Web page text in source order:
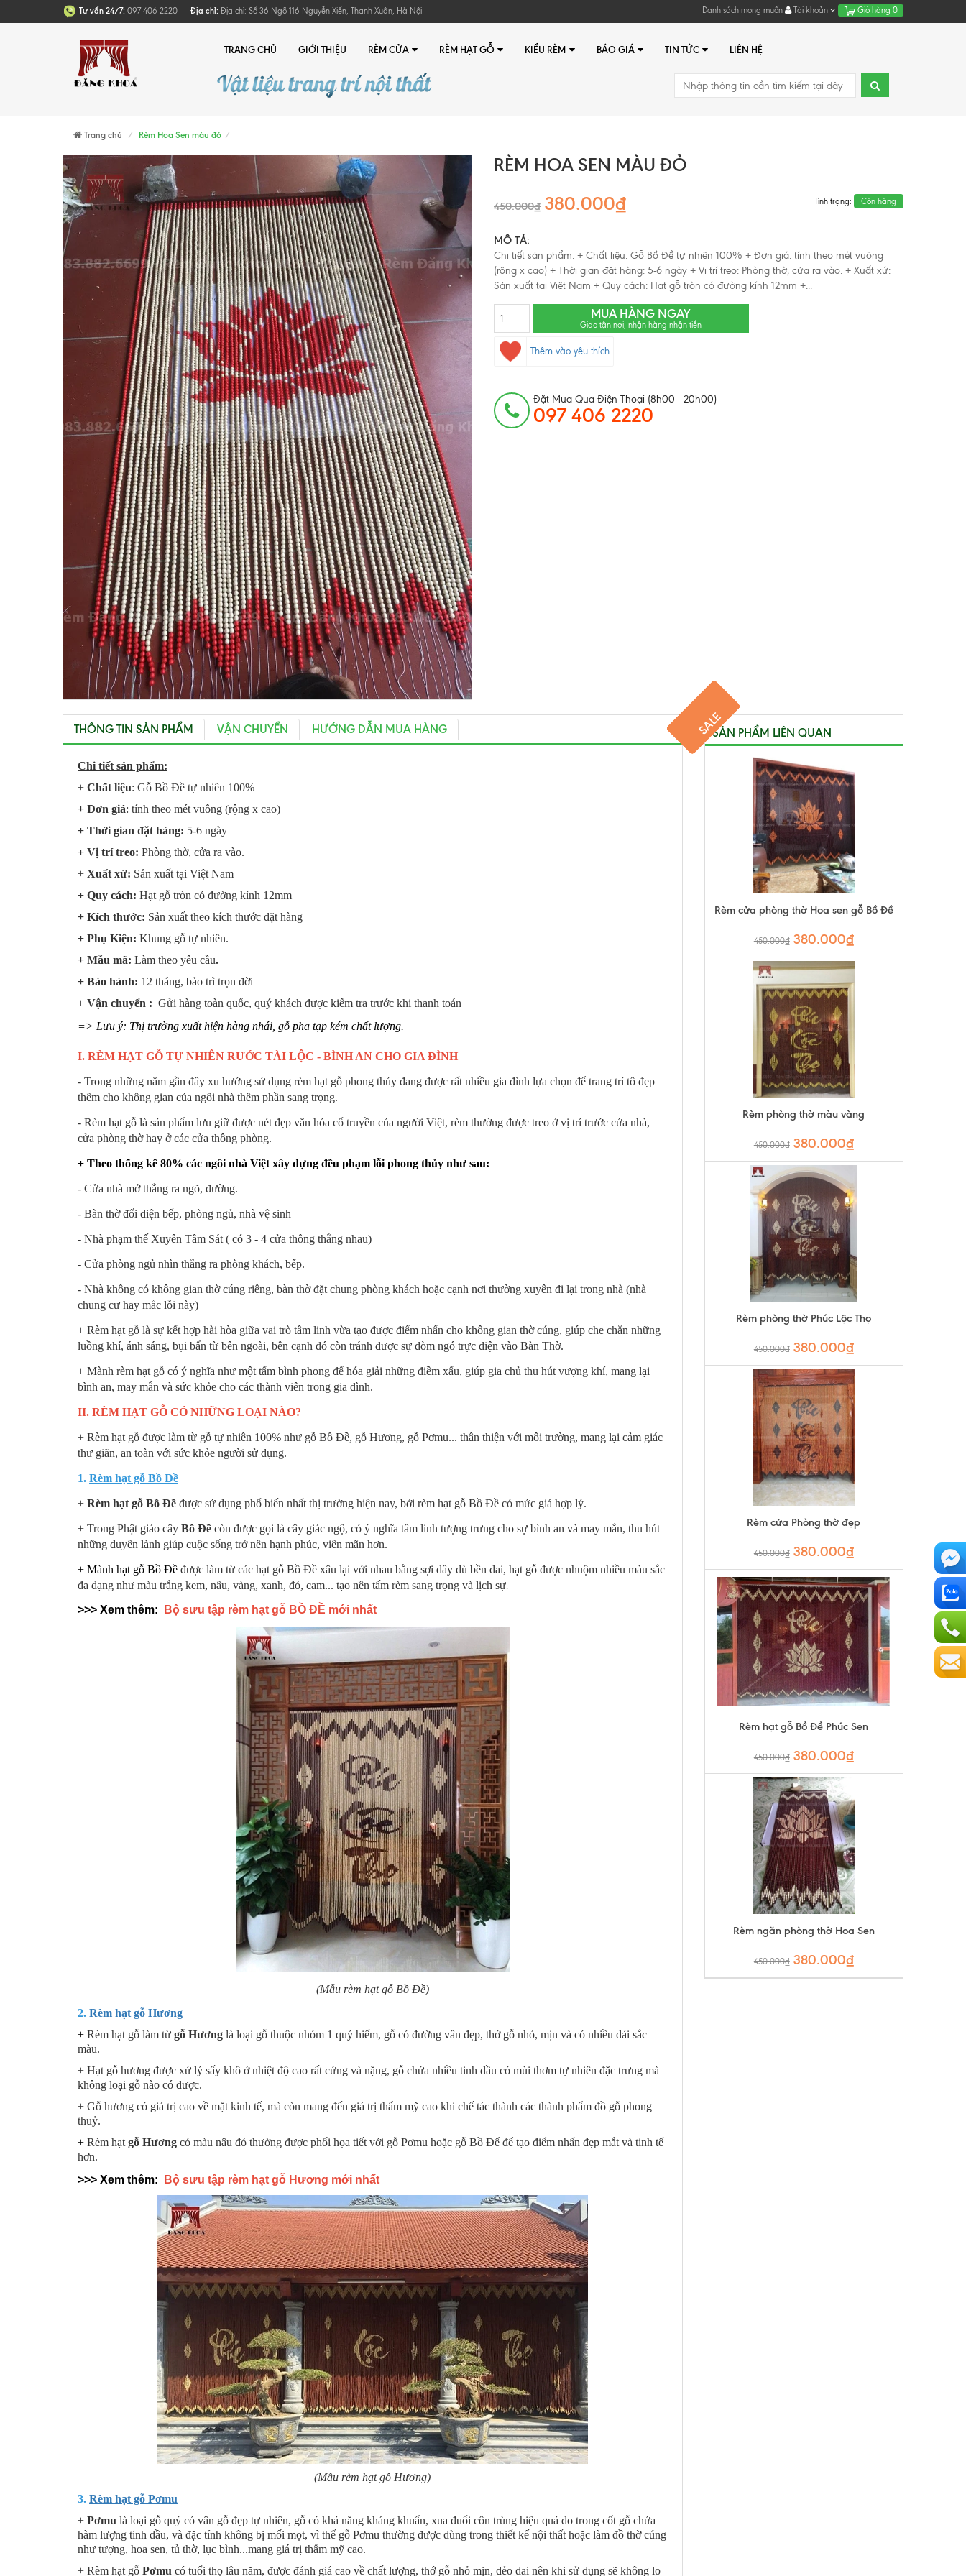
Tư vấn 24/7: 097 406 2220 Địa chỉ: Địa chỉ: Số 36 Ngõ 116 Nguyễn Xiển, Thanh Xuân, Hà Nội Danh sách mong muốn Tài khoản Giỏ hàng 0
TRANG CHỦ GIỚI THIỆU RÈM CỬA RÈM HẠT GỖ KIỂU RÈM BÁO GIÁ TIN TỨC LIÊN HỆ
Trang chủ Rèm Hoa Sen màu đỏ
RÈM HOA SEN MÀU ĐỎ
450.000₫ 380.000₫ Tình trạng: Còn hàng
MÔ TẢ:
Chi tiết sản phẩm: + Chất liệu: Gỗ Bồ Đề tự nhiên 100% + Đơn giá: tính theo mét vuông
(rộng x cao) + Thời gian đặt hàng: 5-6 ngày + Vị trí treo: Phòng thờ, cửa ra vào. + Xuất xứ:
Sản xuất tại Việt Nam + Quy cách: Hạt gỗ tròn có đường kính 12mm +...
MUA HÀNG NGAY
Giao tận nơi, nhận hàng nhận tiền
Thêm vào yêu thích
Đặt Mua Qua Điện Thoại (8h00 - 20h00)
097 406 2220
THÔNG TIN SẢN PHẨM VẬN CHUYỂN HƯỚNG DẪN MUA HÀNG
Chi tiết sản phẩm:
+ Chất liệu: Gỗ Bồ Đề tự nhiên 100%
+ Đơn giá: tính theo mét vuông (rộng x cao)
+ Thời gian đặt hàng: 5-6 ngày
+ Vị trí treo: Phòng thờ, cửa ra vào.
+ Xuất xứ: Sản xuất tại Việt Nam
+ Quy cách: Hạt gỗ tròn có đường kính 12mm
+ Kích thước: Sản xuất theo kích thước đặt hàng
+ Phụ Kiện: Khung gỗ tự nhiên.
+ Mẫu mã: Làm theo yêu cầu.
+ Bảo hành: 12 tháng, bảo trì trọn đời
+ Vận chuyển : Gửi hàng toàn quốc, quý khách được kiểm tra trước khi thanh toán
=> Lưu ý: Thị trường xuất hiện hàng nhái, gỗ pha tạp kém chất lượng.
I. RÈM HẠT GỖ TỰ NHIÊN RƯỚC TÀI LỘC - BÌNH AN CHO GIA ĐÌNH
- Trong những năm gần đây xu hướng sử dụng rèm hạt gỗ phong thủy đang được rất nhiều gia đình lựa chọn để trang trí tô đẹp
thêm cho không gian của ngôi nhà thêm phần sang trọng.
- Rèm hạt gỗ là sản phẩm lưu giữ được nét đẹp văn hóa cổ truyền của người Việt, rèm thường được treo ở vị trí trước cửa nhà,
cửa phòng thờ hay ở các cửa thông phòng.
+ Theo thống kê 80% các ngôi nhà Việt xây dựng đều phạm lỗi phong thủy như sau:
- Cửa nhà mở thẳng ra ngõ, đường.
- Bàn thờ đối diện bếp, phòng ngủ, nhà vệ sinh
- Nhà phạm thế Xuyên Tâm Sát ( có 3 - 4 cửa thông thẳng nhau)
- Cửa phòng ngủ nhìn thẳng ra phòng khách, bếp.
- Nhà không có không gian thờ cúng riêng, bàn thờ đặt chung phòng khách hoặc cạnh nơi thường xuyên đi lại trong nhà (nhà
chung cư hay mắc lỗi này)
+ Rèm hạt gỗ là sự kết hợp hài hòa giữa vai trò tâm linh vừa tạo được điểm nhấn cho không gian thờ cúng, giúp che chắn những
luồng khí, ánh sáng, bụi bẩn từ bên ngoài, bên cạnh đó còn tránh được sự dòm ngó trực diện vào Bàn Thờ.
+ Mành rèm hạt gỗ có ý nghĩa như một tấm bình phong để hóa giải những điềm xấu, giúp gia chủ thu hút vượng khí, mang lại
bình an, may mắn và sức khỏe cho các thành viên trong gia đình.
II. RÈM HẠT GỖ CÓ NHỮNG LOẠI NÀO?
+ Rèm hạt gỗ được làm từ gỗ tự nhiên 100% như gỗ Bồ Đề, gỗ Hương, gỗ Pơmu... thân thiện với môi trường, mang lại cảm giác
thư giãn, an toàn với sức khỏe người sử dụng.
1. Rèm hạt gỗ Bồ Đề
+ Rèm hạt gỗ Bồ Đề được sử dụng phổ biến nhất thị trường hiện nay, bởi rèm hạt gỗ Bồ Đề có mức giá hợp lý.
+ Trong Phật giáo cây Bồ Đề còn được gọi là cây giác ngộ, có ý nghĩa tâm linh tượng trưng cho sự bình an và may mắn, thu hút
những duyên lành giúp cuộc sống trở nên hạnh phúc, viên mãn hơn.
+ Mành hạt gỗ Bồ Đề được làm từ các hạt gỗ Bồ Đề xâu lại với nhau bằng sợi dây dù bền dai, hạt gỗ được nhuộm nhiều màu sắc
đa dạng như màu trắng kem, nâu, vàng, xanh, đỏ, cam... tạo nên tấm rèm sang trọng và lịch sự.
>>> Xem thêm: Bộ sưu tập rèm hạt gỗ BỒ ĐỀ mới nhất
(Mẫu rèm hạt gỗ Bồ Đề)
2. Rèm hạt gỗ Hương
+ Rèm hạt gỗ làm từ gỗ Hương là loại gỗ thuộc nhóm 1 quý hiếm, gỗ có đường vân đẹp, thớ gỗ nhỏ, mịn và có nhiều dải sắc
màu.
+ Hạt gỗ hương được xử lý sấy khô ở nhiệt độ cao rất cứng và nặng, gỗ chứa nhiều tinh dầu có mùi thơm tự nhiên đặc trưng mà
không loại gỗ nào có được.
+ Gỗ hương có giá trị cao về mặt kinh tế, mà còn mang đến giá trị thẩm mỹ cao khi chế tác thành các thành phẩm đồ gỗ phong
thuỷ.
+ Rèm hạt gỗ Hương có màu nâu đỏ thường được phối họa tiết với gỗ Pơmu hoặc gỗ Bồ Để để tạo điểm nhấn đẹp mắt và tinh tế
hơn.
>>> Xem thêm:
Bộ sưu tập rèm hạt gỗ Hương mới nhất
(Mẫu rèm hạt gỗ Hương)
3. Rèm hạt gỗ Pơmu
+ Pơmu là loại gỗ quý có vân gỗ đẹp tự nhiên, gỗ có khả năng kháng khuẩn, xua đuổi côn trùng hiệu quả do trong cốt gỗ chứa
hàm lượng tinh dầu, và đặc tính không bị mối mọt, vì thế gỗ Pơmu thường được dùng trong thiết kế nội thất hoặc làm đồ thờ cúng
như tượng, hoa sen, tủ thờ, lục bình...mang giá trị thẩm mỹ cao.
+ Rèm hạt gỗ Pơmu có tuổi thọ lâu năm, được đánh giá cao về chất lượng, thớ gỗ nhỏ mịn, dẻo dai nên khi sử dụng sẽ không lo
SẢN PHẨM LIÊN QUAN
SALE
Rèm cửa phòng thờ Hoa sen gỗ Bồ Đề
450.000₫ 380.000₫
SALE
Rèm phòng thờ màu vàng
450.000₫ 380.000₫
SALE
Rèm phòng thờ Phúc Lộc Thọ
450.000₫ 380.000₫
SALE
Rèm cửa Phòng thờ đẹp
450.000₫ 380.000₫
SALE
Rèm hạt gỗ Bồ Đề Phúc Sen
450.000₫ 380.000₫
SALE
Rèm ngăn phòng thờ Hoa Sen
450.000₫ 380.000₫